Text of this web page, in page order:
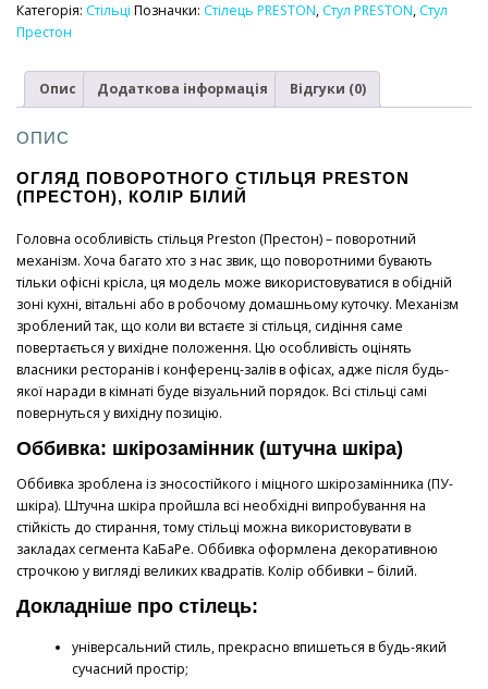
Категорія: Стільці Позначки: Стілець PRESTON, Стул PRESTON, Стул
Престон
Опис Додаткова інформація Відгуки (0)
ОПИС
ОГЛЯД ПОВОРОТНОГО СТІЛЬЦЯ PRESTON
(ПРЕСТОН), КОЛІР БІЛИЙ
Головна особливість стільця Preston (Престон) – поворотний
механізм. Хоча багато хто з нас звик, що поворотними бувають
тільки офісні крісла, ця модель може використовуватися в обідній
зоні кухні, вітальні або в робочому домашньому куточку. Механізм
зроблений так, що коли ви встаєте зі стільця, сидіння саме
повертається у вихідне положення. Цю особливість оцінять
власники ресторанів і конференц-залів в офісах, адже після будь-
якої наради в кімнаті буде візуальний порядок. Всі стільці самі
повернуться у вихідну позицію.
Оббивка: шкірозамінник (штучна шкіра)
Оббивка зроблена із зносостійкого і міцного шкірозамінника (ПУ-
шкіра). Штучна шкіра пройшла всі необхідні випробування на
стійкість до стирання, тому стільці можна використовувати в
закладах сегмента КаБаРе. Оббивка оформлена декоративною
строчкою у вигляді великих квадратів. Колір оббивки – білий.
Докладніше про стілець:
універсальний стиль, прекрасно впишеться в будь-який
сучасний простір;